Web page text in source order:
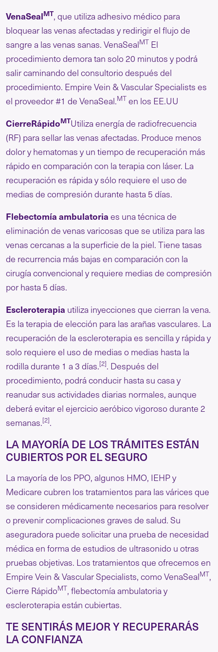
VenaSealMT, que utiliza adhesivo médico para
bloquear las venas afectadas y redirigir el flujo de
sangre a las venas sanas. VenaSealMT El
procedimiento demora tan solo 20 minutos y podrá
salir caminando del consultorio después del
procedimiento. Empire Vein & Vascular Specialists es
el proveedor #1 de VenaSeal.MT en los EE.UU
CierreRápidoMTUtiliza energía de radiofrecuencia
(RF) para sellar las venas afectadas. Produce menos
dolor y hematomas y un tiempo de recuperación más
rápido en comparación con la terapia con láser. La
recuperación es rápida y sólo requiere el uso de
medias de compresión durante hasta 5 días.
Flebectomía ambulatoria es una técnica de
eliminación de venas varicosas que se utiliza para las
venas cercanas a la superficie de la piel. Tiene tasas
de recurrencia más bajas en comparación con la
cirugía convencional y requiere medias de compresión
por hasta 5 días.
Escleroterapia utiliza inyecciones que cierran la vena.
Es la terapia de elección para las arañas vasculares. La
recuperación de la escleroterapia es sencilla y rápida y
solo requiere el uso de medias o medias hasta la
rodilla durante 1 a 3 días.[2]. Después del
procedimiento, podrá conducir hasta su casa y
reanudar sus actividades diarias normales, aunque
deberá evitar el ejercicio aeróbico vigoroso durante 2
semanas.[2].
LA MAYORÍA DE LOS TRÁMITES ESTÁN
CUBIERTOS POR EL SEGURO
La mayoría de los PPO, algunos HMO, IEHP y
Medicare cubren los tratamientos para las várices que
se consideren médicamente necesarios para resolver
o prevenir complicaciones graves de salud. Su
aseguradora puede solicitar una prueba de necesidad
médica en forma de estudios de ultrasonido u otras
pruebas objetivas. Los tratamientos que ofrecemos en
Empire Vein & Vascular Specialists, como VenaSealMT,
Cierre RápidoMT, flebectomía ambulatoria y
escleroterapia están cubiertas.
TE SENTIRÁS MEJOR Y RECUPERARÁS
LA CONFIANZA